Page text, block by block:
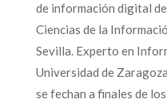
de información digital
Ciencias de la
Sevilla. Experto en
Universidad de
se fechan a finales de